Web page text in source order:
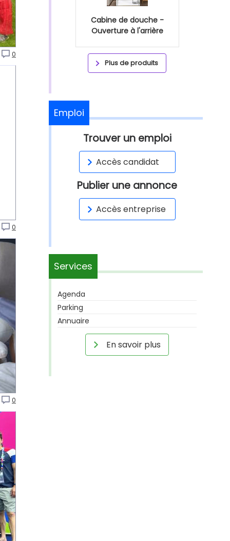
0
0
0
Cabine de douche -
Ouverture à l'arrière
Plus de produits
Emploi
Trouver un emploi
Accès candidat
Publier une annonce
Accès entreprise
Services
Agenda
Parking
Annuaire
En savoir plus